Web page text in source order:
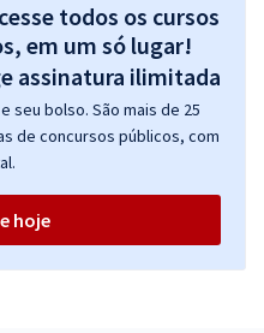
todos os cursos
em um só lugar!
seu bolso. São mais de 25
de concursos públicos, com
hoje